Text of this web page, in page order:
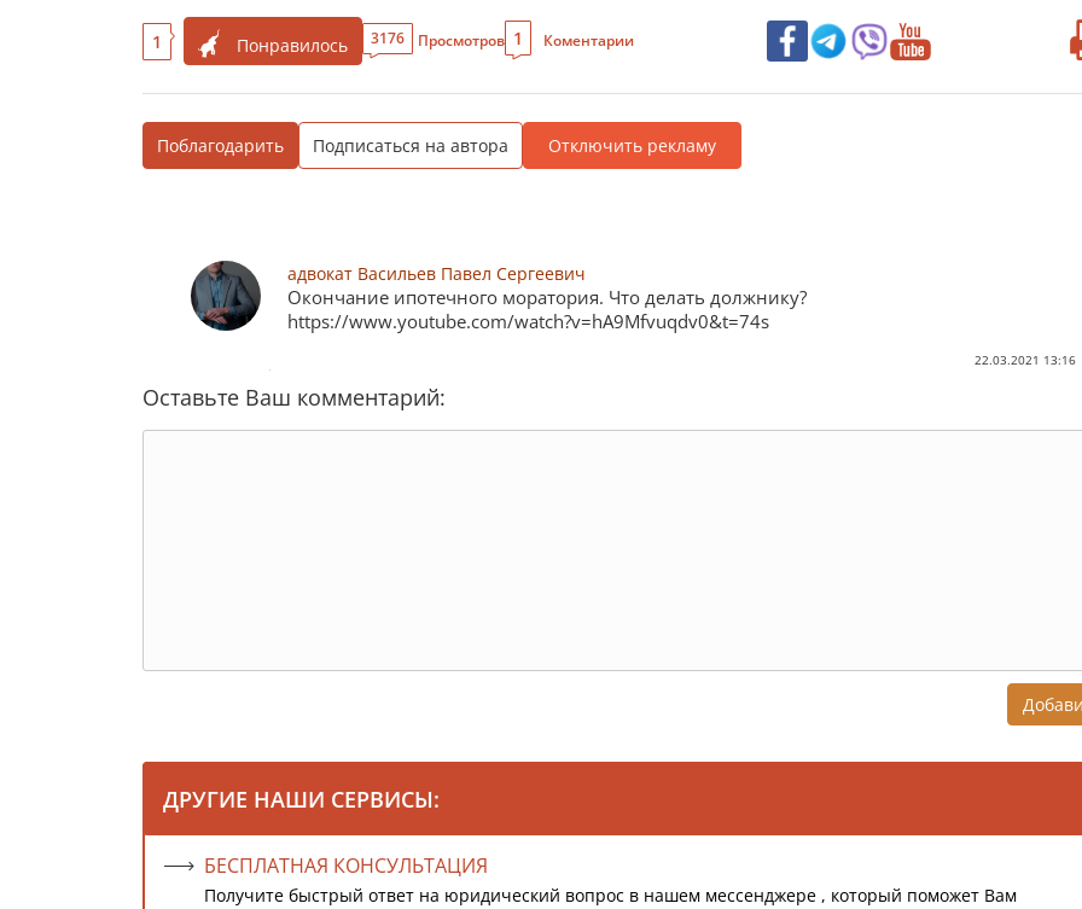
1 Понравилось 3176 Просмотров 1 Коментарии
Поблагодарить Подписаться на автора Отключить рекламу
адвокат Васильев Павел Сергеевич
Окончание ипотечного моратория. Что делать должнику?
https://www.youtube.com/watch?v=hA9Mfvuqdv0&t=74s
22.03.2021 13:16
Оставьте Ваш комментарий:
ДРУГИЕ НАШИ СЕРВИСЫ:
БЕСПЛАТНАЯ КОНСУЛЬТАЦИЯ
Получите быстрый ответ на юридический вопрос в нашем мессенджере , который поможет Вам